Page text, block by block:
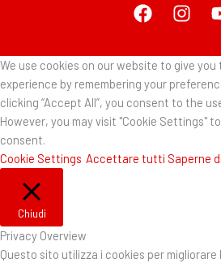
We use cookies on our website to give
experience by remembering your
clicking “Accept All”, you consent to the
However, you may visit "Cookie Settings"
consent.
Cookie Settings Accettare tutti Saperne
Chiudi
Privacy Overview
Questo sito utilizza i cookies per